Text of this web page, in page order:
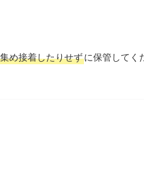
め接着したりせずに保管してく